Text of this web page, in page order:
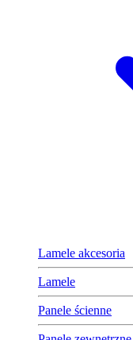
Lamele akcesoria
Lamele
Panele ścienne